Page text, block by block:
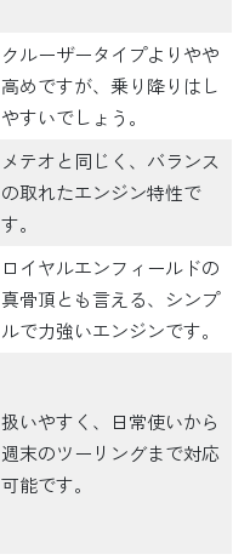
クルーザータイプよりやや
高めですが、乗り降りはし
やすいでしょう。
メテオと同じく、バランス
の取れたエンジン特性で
す。
ロイヤルエンフィールドの
真骨頂とも言える、シンプ
ルで力強いエンジンです。
扱いやすく、日常使いから
週末のツーリングまで対応
可能です。